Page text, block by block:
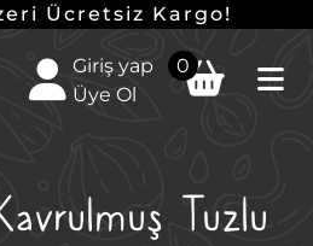
Ücretsiz Kargo!
Giriş yap
Üye Ol
0
Tuzlu